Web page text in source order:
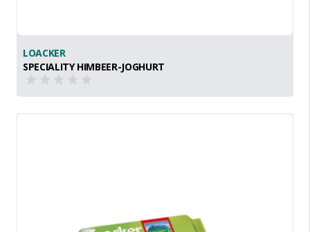
LOACKER
SPECIALITY HIMBEER-JOGHURT